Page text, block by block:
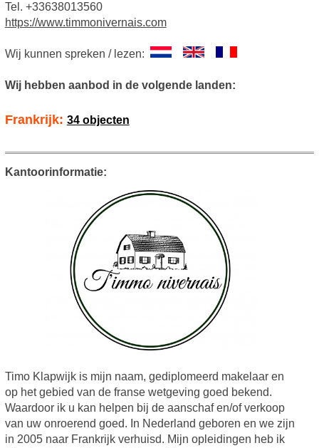
Tel. +33638013560
https://www.timmonivernais.com
Wij kunnen spreken / lezen:
Wij hebben aanbod in de volgende landen:
Frankrijk: 34 objecten
Kantoorinformatie:
Timo Klapwijk is mijn naam, gediplomeerd makelaar en
op het gebied van de franse wetgeving goed bekend.
Waardoor ik u kan helpen bij de aanschaf en/of verkoop
van uw onroerend goed. In Nederland geboren en we zijn
in 2005 naar Frankrijk verhuisd. Mijn opleidingen heb ik